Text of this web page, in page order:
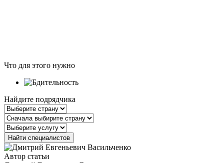
Что для этого нужно
Найдите подрядчика
Автор статьи